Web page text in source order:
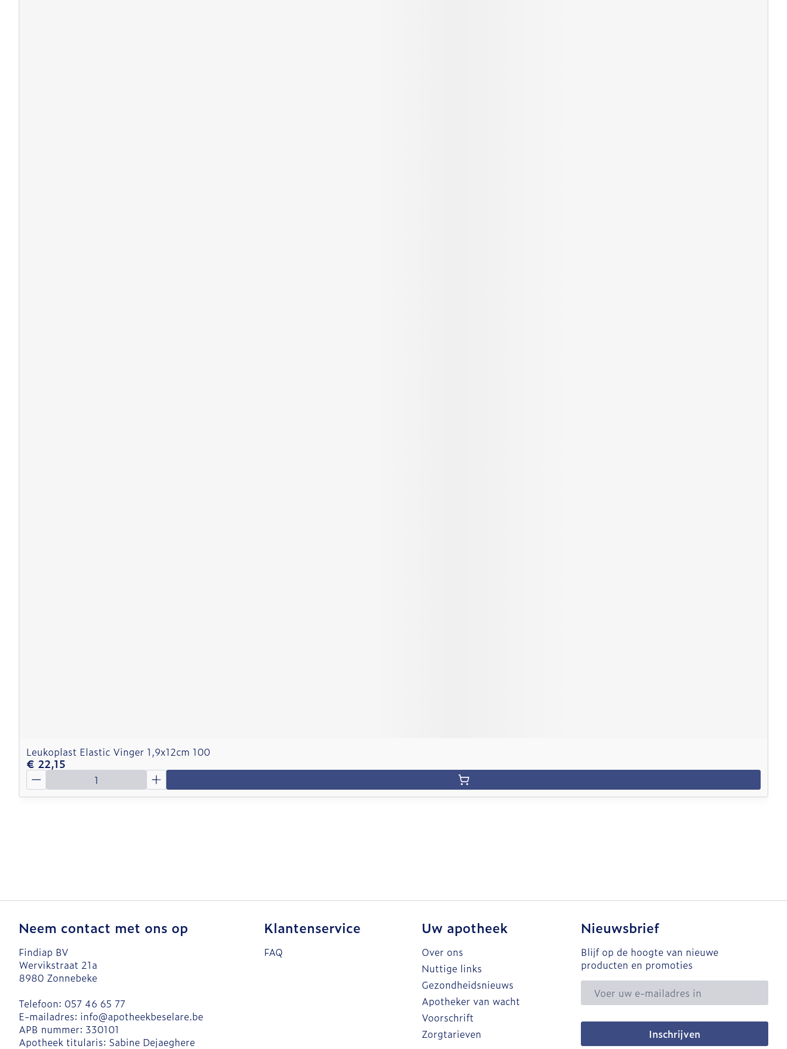
Leukoplast Elastic Vinger 1,9x12cm 100
€ 22,15
Aantal
Neem contact met ons op
Findiap BV
Wervikstraat 21a
8980 Zonnebeke
Telefoon: 057 46 65 77
E-mailadres: info@apotheekbeselare.be
APB nummer: 330101
Apotheek titularis: Sabine Dejaeghere
Klantenservice
FAQ
Uw apotheek
Over ons
Nuttige links
Gezondheidsnieuws
Apotheker van wacht
Voorschrift
Zorgtarieven
Nieuwsbrief
Blijf op de hoogte van nieuwe
producten en promoties
E-mail adres
Inschrijven